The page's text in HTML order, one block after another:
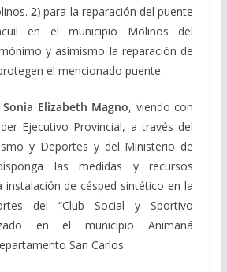
2) para la reparación del puente
en el municipio Molinos del
y asimismo la reparación de
el mencionado puente.
Sonia Elizabeth Magno, viendo con
Ejecutivo Provincial, a través del
y Deportes y del Ministerio de
las medidas y recursos
instalación de césped sintético en la
del “Club Social y Sportivo
en el municipio Animaná
San Carlos.